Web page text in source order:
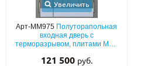
Увеличить
Арт-ММ975 Полуторапольная
входная дверь с
терморазрывом, плитами MDF
багетной раскладкой, тремя
121 500 руб.